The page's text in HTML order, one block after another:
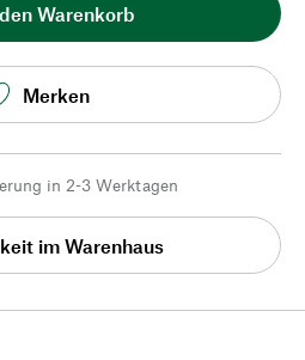
Warenkorb
Merken
in 2-3 Werktagen
im Warenhaus